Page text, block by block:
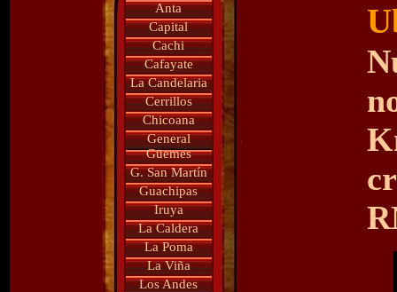
Anta
Capital
Cachi
Cafayate
La Candelaria
Cerrillos
Chicoana
General
Güemes
G. San Martín
Guachipas
Iruya
La Caldera
La Poma
La Viña
Los Andes